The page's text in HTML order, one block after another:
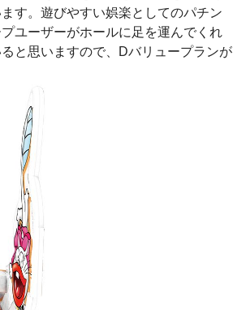
す。遊びやすい娯楽としてのパチン
ユーザーがホールに足を運んでくれ
と思いますので、Dバリュープランが